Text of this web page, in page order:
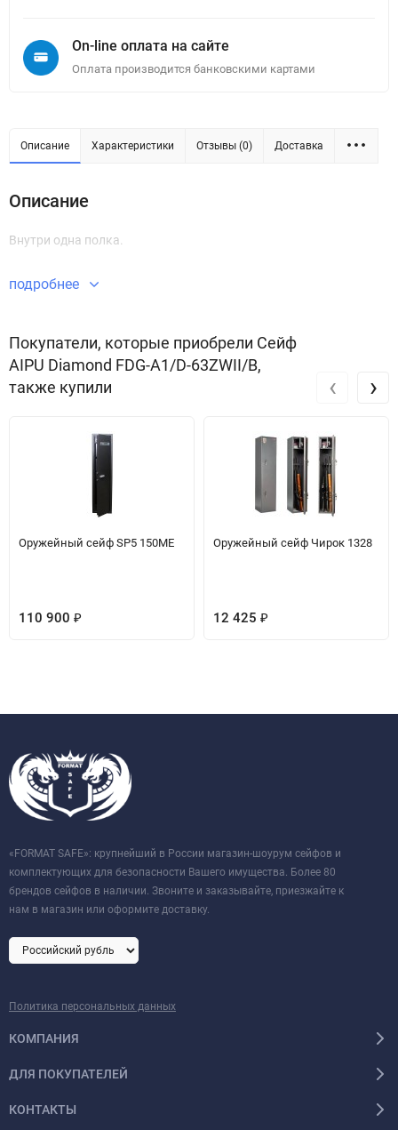
On-line оплата на сайте
Оплата производится банковскими картами
Описание Характеристики Отзывы (0) Доставка
Описание
Внутри одна полка.
подробнее
Покупатели, которые приобрели Сейф
AIPU Diamond FDG-A1/D-63ZWII/B,
также купили
Оружейный сейф SP5 150ME
110 900 ₽
Оружейный сейф Чирок 1328
12 425 ₽
‹ ›
«FORMAT SAFE»: крупнейший в России магазин-шоурум сейфов и
комплектующих для безопасности Вашего имущества. Более 80
брендов сейфов в наличии. Звоните и заказывайте, приезжайте к
нам в магазин или оформите доставку.
Политика персональных данных
КОМПАНИЯ
ДЛЯ ПОКУПАТЕЛЕЙ
КОНТАКТЫ